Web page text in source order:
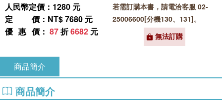
人民幣定價：1280 元
定價 ：NT$ 7680 元
優惠價 ： 87折6682 元
若需訂購本書，請電洽客服 02-
25006600[分機130、131]。
無法訂購
商品簡介
商品簡介